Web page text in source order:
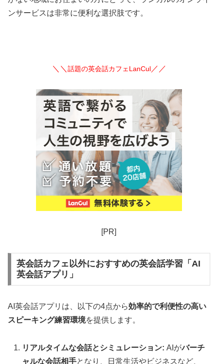
ンサービスは非常に便利な選択肢です。
＼＼ 話題の英会話カフェLanCul／／
[PR]
英会話カフェ以外におすすめの英会話学習「AI
英会話アプリ」
AI英会話アプリは、以下の4点から効率的で利便性の高い
スピーキング練習環境を提供します。
リアルタイムな会話とシミュレーション: AIがバーチ
ャルな会話相手となり、日常生活やビジネスなど、